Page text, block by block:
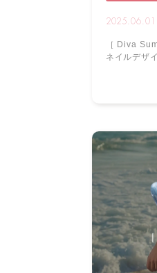
2025.06.01
［ Diva
ネイルデザ